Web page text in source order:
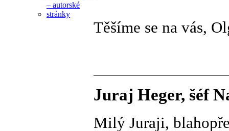
Těšíme se na vás,
Juraj Heger, šéf
Milý Juraji,